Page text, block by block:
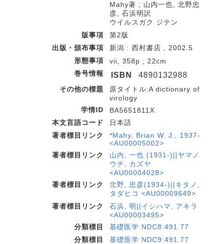
Mahy著 ; 山内一也, 北野忠
彦, 石浜明訳
ウイルスガク ジテン
版事項
第2版
出版・頒布事項
新潟 : 西村書店 , 2002.5
形態事項
vii, 358p ; 22cm
巻号情報
ISBN 4890132988
その他の標題
原タイトル:A dictionary of
virology
学情ID
BA5651811X
本文言語コード
日本語
著者標目リンク
*Mahy, Brian W. J., 1937-
<AU00005002>
著者標目リンク
山内, 一也 (1931-)||ヤマノ
ウチ, カズヤ
<AU00004028>
著者標目リンク
北野, 忠彦(1934-)||キタノ,
タダヒコ <AU00009649>
著者標目リンク
石浜, 明||イシハマ, アキラ
<AU00003495>
分類標目
基礎医学 NDC8:491.77
分類標目
基礎医学 NDC9:491.77